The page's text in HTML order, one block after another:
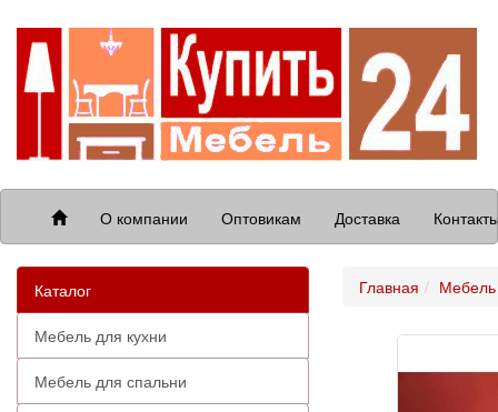
О компании Оптовикам Доставка
Каталог
Мебель для кухни
Мебель для спальни
Главная